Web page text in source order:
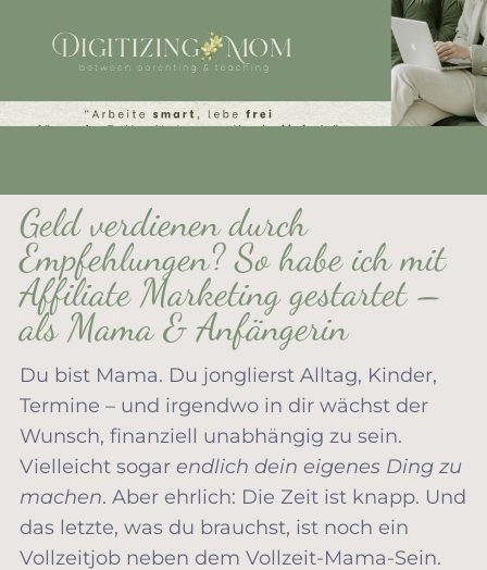
Geld verdienen durch
Empfehlungen? So habe ich mit
Affiliate Marketing gestartet –
als Mama & Anfängerin
Du bist Mama. Du jonglierst Alltag, Kinder,
Termine – und irgendwo in dir wächst der
Wunsch, finanziell unabhängig zu sein.
Vielleicht sogar endlich dein eigenes Ding zu
machen. Aber ehrlich: Die Zeit ist knapp. Und
das letzte, was du brauchst, ist noch ein
Vollzeitjob neben dem Vollzeit-Mama-Sein.